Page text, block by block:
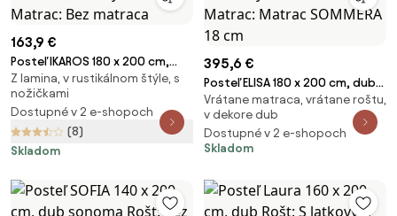
163,9 €
Posteľ IKAROS 180 x 200 cm,
biela/dub sonoma Rošt: S
lamelovým roštom, Matrac: Bez
matraca
Z lamina, v rustikálnom štýle, s
nožičkami
Dostupné v 2 e-shopoch
(8)
Skladom
395,6 €
Posteľ ELISA 180 x 200 cm, dub
artisan Rošt: S lamelovým
roštom, Matrac: Matrac
SOMMERA 18 cm
Vrátane matraca, vrátane roštu,
v dekore dub
Dostupné v 2 e-shopoch
Skladom